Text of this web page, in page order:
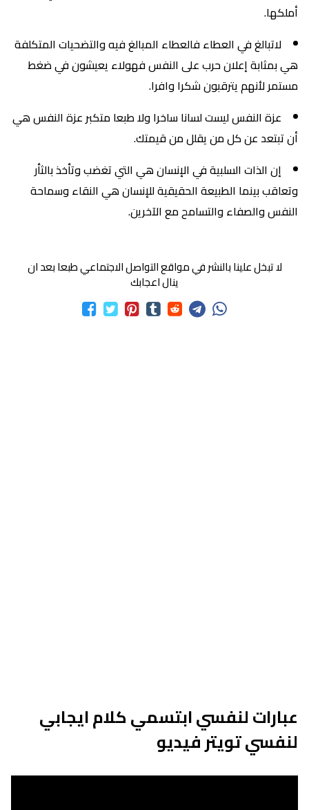
أملكها.
لاتبالغ في العطاء فالعطاء المبالغ فيه والتضحيات المتكلفة
هي بمثابة إعلان حرب على النفس فهولاء يعيشون في ضغط
مستمر لأنهم يترقبون شكرا وافرا.
عزة النفس لیست لسانا ساخرا ولا طبعا متكبر عزة النفس هي
أن تبتعد عن كل من یقلل من قیمتك.
إن الذات السلبية في الإنسان هي التي تغضب وتأخذ بالثأر
وتعاقب بينما الطبيعة الحقيقية للإنسان هي النقاء وسماحة
النفس والصفاء والتسامح مع الآخرين.
لا تبخل علينا بالنشر في مواقع التواصل الاجتماعي طبعا بعد ان
ينال اعجابك
عبارات لنفسي ابتسمي كلام ايجابي
لنفسي تويتر فيديو